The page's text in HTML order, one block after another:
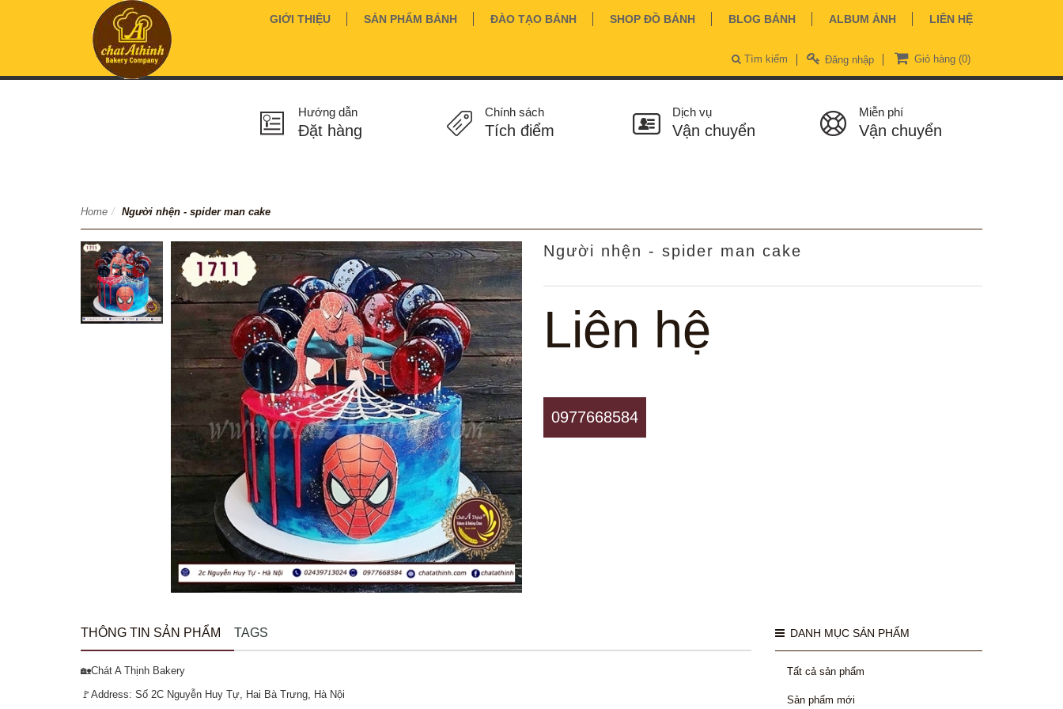
GIỚI THIỆU SẢN PHẨM BÁNH ĐÀO TẠO BÁNH SHOP ĐỒ BÁNH BLOG BÁNH ALBUM ẢNH LIÊN HỆ
Giỏ hàng (0)
Đăng nhập
Tìm kiếm
Hướng dẫn
Đặt hàng
Chính sách
Tích điểm
Dịch vụ
Vận chuyển
Miễn phí
Vận chuyển
Home / Người nhện - spider man cake
Người nhện - spider man cake
Liên hệ
0977668584
THÔNG TIN SẢN PHẨM TAGS
🏡Chát A Thịnh Bakery
🚩Address: Số 2C Nguyễn Huy Tự, Hai Bà Trưng, Hà Nội
DANH MỤC SẢN PHẨM
Tất cả sản phẩm
Sản phẩm mới